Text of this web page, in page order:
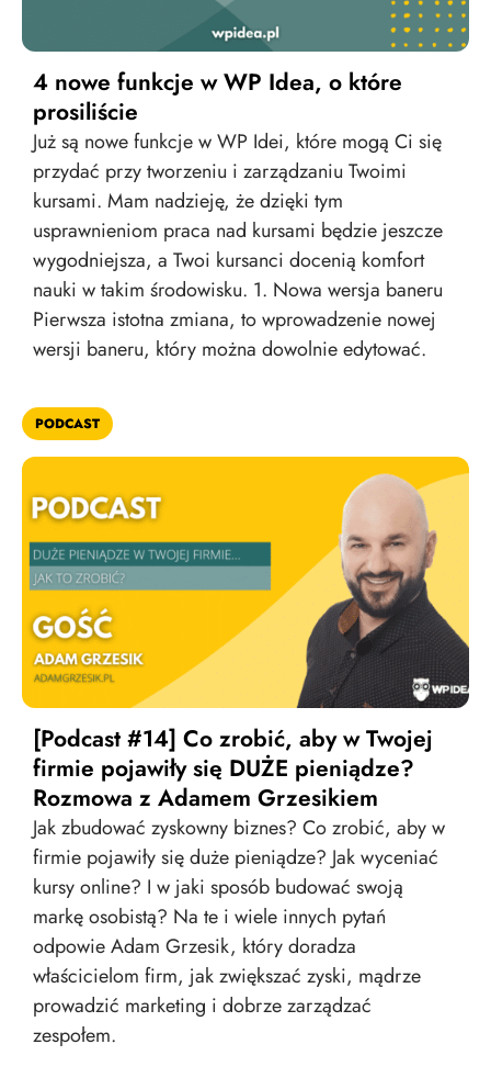
4 nowe funkcje w WP Idea, o które
prosiliście
Już są nowe funkcje w WP Idei, które mogą Ci się
przydać przy tworzeniu i zarządzaniu Twoimi
kursami. Mam nadzieję, że dzięki tym
usprawnieniom praca nad kursami będzie jeszcze
wygodniejsza, a Twoi kursanci docenią komfort
nauki w takim środowisku. 1. Nowa wersja baneru
Pierwsza istotna zmiana, to wprowadzenie nowej
wersji baneru, który można dowolnie edytować.
PODCAST
[Podcast #14] Co zrobić, aby w Twojej
firmie pojawiły się DUŻE pieniądze?
Rozmowa z Adamem Grzesikiem
Jak zbudować zyskowny biznes? Co zrobić, aby w
firmie pojawiły się duże pieniądze? Jak wyceniać
kursy online? I w jaki sposób budować swoją
markę osobistą? Na te i wiele innych pytań
odpowie Adam Grzesik, który doradza
właścicielom firm, jak zwiększać zyski, mądrze
prowadzić marketing i dobrze zarządzać
zespołem.